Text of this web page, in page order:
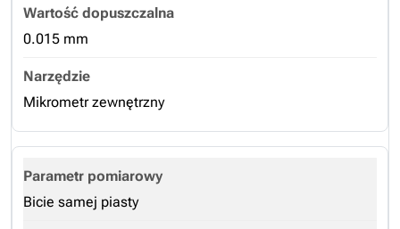
0.015 mm
Mikrometr zewnętrzny
Bicie samej piasty